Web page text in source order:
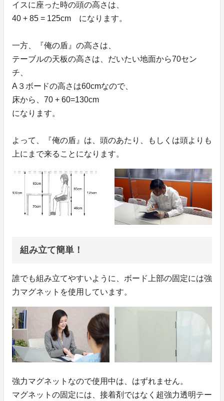
イスに座った時の頭の高さは、
40 + 85 = 125cm になります。
一方、『俺の盾』の高さは、
テーブルの天板の高さは、だいたい地面から70セン
チ、
A３ボードの高さは60cmなので、
床から、70 + 60=130cm
になります。
よって、『俺の盾』は、頭のあたり、もしくは頭よりも
上にまで来ることになります。
組み立て簡単！
誰でも組み立てやすいように、ボード上部の固定には強
力マグネットを使用しています。
強力マグネットなので使用中は、はずれません。
マグネットの固定には、接着剤ではなく超強力透明テー